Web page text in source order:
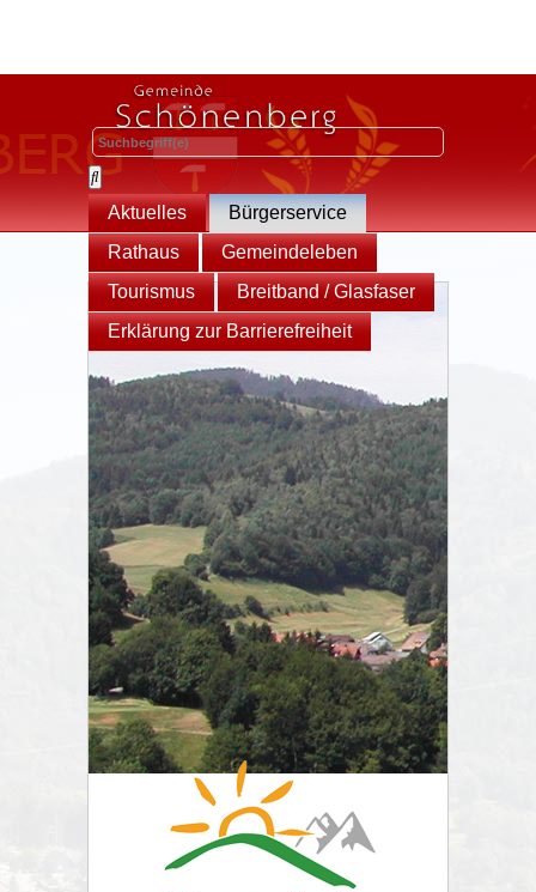
Aktuelles
Bürgerservice
Rathaus
Gemeindeleben
Tourismus
Breitband / Glasfaser
Erklärung zur Barrierefreiheit